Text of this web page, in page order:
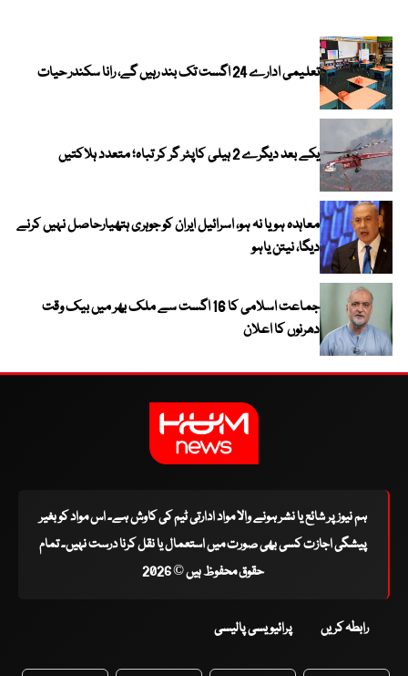
تعلیمی ادارے 24 اگست تک بند رہیں گے، رانا سکندر حیات
یکے بعد دیگرے 2 ہیلی کاپٹر گر کر تباہ؛ متعدد ہلاکتیں
معاہدہ ہو یا نہ ہو، اسرائیل ایران کو جوہری ہتھیارحاصل نہیں کرنے
دیگا، نیتن یاہو
جماعت اسلامی کا 16 اگست سے ملک بھر میں بیک وقت
دھرنوں کا اعلان
ہم نیوز پر شائع یا نشر ہونے والا مواد ادارتی ٹیم کی کاوش ہے۔ اس مواد کو بغیر
پیشگی اجازت کسی بھی صورت میں استعمال یا نقل کرنا درست نہیں۔ تمام
حقوق محفوظ ہیں © 2026
رابطہ کریں پرائیویسی پالیسی